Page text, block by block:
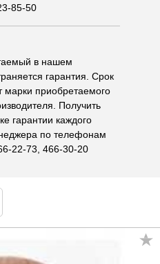
85-50
в нашем
гарантия. Срок
марки приобретаемого
Получить
гарантии каждого
по телефонам
22-73, 466-30-20